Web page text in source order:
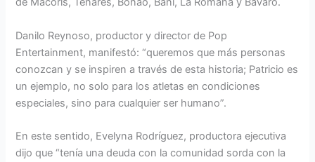
Danilo Reynoso, productor y director de Pop
Entertainment, manifestó: “queremos que más personas
conozcan y se inspiren a través de esta historia; Patricio es
un ejemplo, no solo para los atletas en condiciones
especiales, sino para cualquier ser humano”.
En este sentido, Evelyna Rodríguez, productora ejecutiva
dijo que “tenía una deuda con la comunidad sorda con la